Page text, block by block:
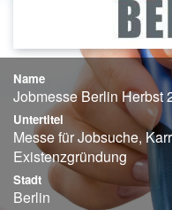
Name
Jobmesse Berlin Herbst
Untertitel
Messe für Jobsuche,
Existenzgründung
Stadt
Berlin